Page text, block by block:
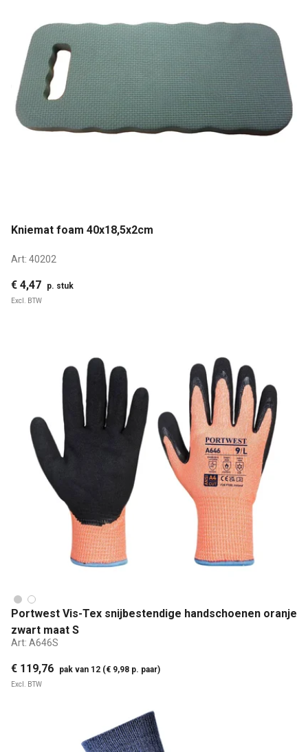
Kniemat foam 40x18,5x2cm
Art: 40202
€ 4,47 p. stuk
Excl. BTW
Portwest Vis-Tex snijbestendige handschoenen oranje
zwart maat S
Art: A646S
€ 119,76 pak van 12 (€ 9,98 p. paar)
Excl. BTW